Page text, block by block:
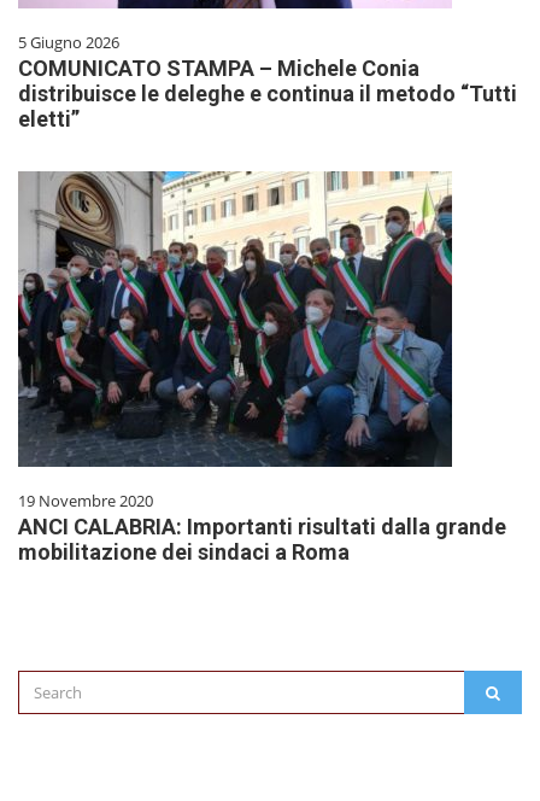
5 Giugno 2026
COMUNICATO STAMPA – Michele Conia
distribuisce le deleghe e continua il metodo “Tutti
eletti”
19 Novembre 2020
ANCI CALABRIA: Importanti risultati dalla grande
mobilitazione dei sindaci a Roma
Search
for: